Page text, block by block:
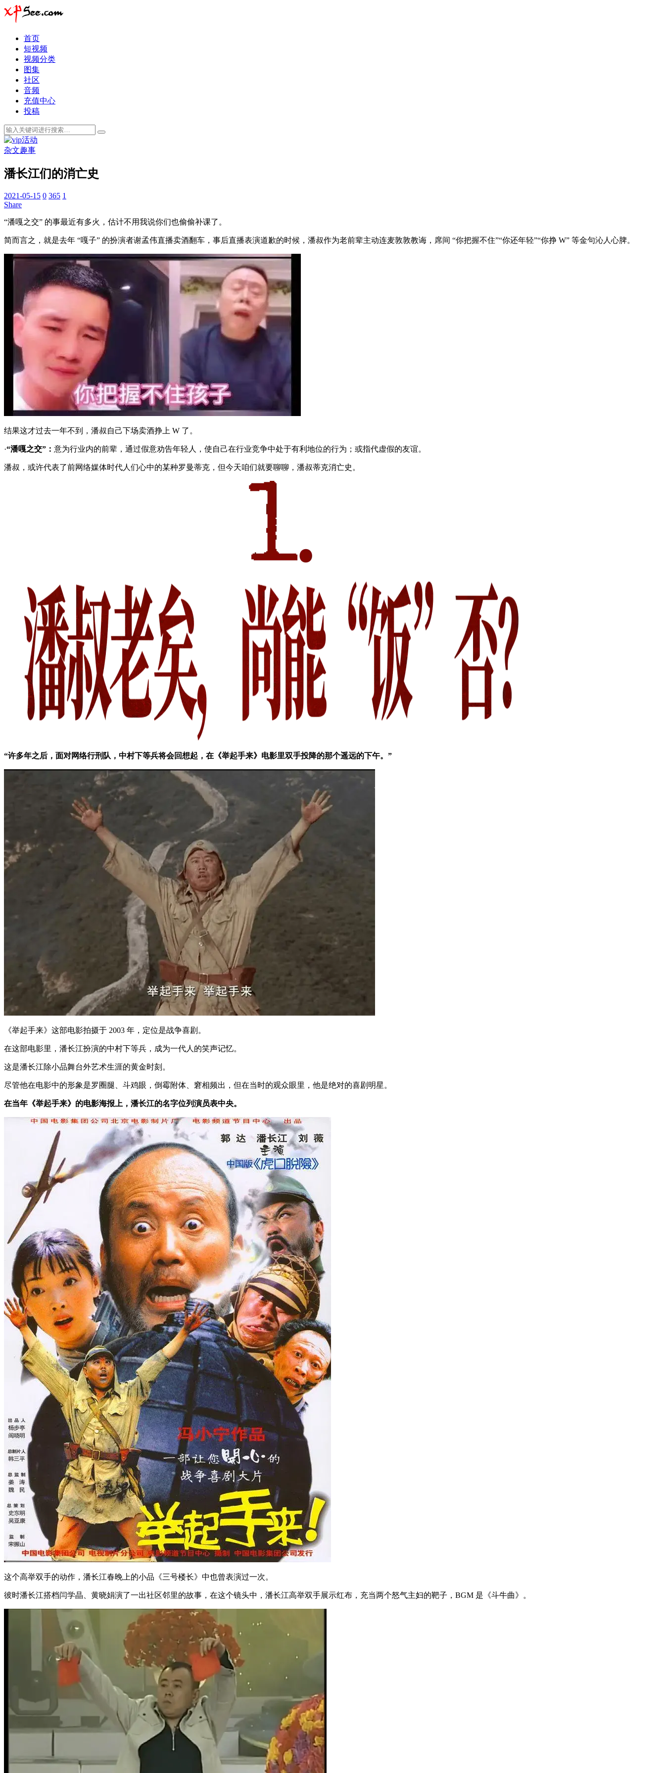
首页
短视频
视频分类
图集
社区
音频
充值中心
投稿
杂文趣事
潘长江们的消亡史
2021-05-15 0 365 1
Share
“潘嘎之交” 的事最近有多火，估计不用我说你们也偷偷补课了。
简而言之，就是去年 “嘎子” 的扮演者谢孟伟直播卖酒翻车，事后直播表演道歉的时候，潘叔作为老前辈主动连麦敦敦教诲，席间 “你把握不住”“你还年轻”“你挣 W” 等金句沁人心脾。
结果这才过去一年不到，潘叔自己下场卖酒挣上 W 了。
·“潘嘎之交”： 意为行业内的前辈，通过假意劝告年轻人，使自己在行业竞争中处于有利地位的行为；或指代虚假的友谊。
潘叔，或许代表了前网络媒体时代人们心中的某种罗曼蒂克，但今天咱们就要聊聊，潘叔蒂克消亡史。
“许多年之后，面对网络行刑队，中村下等兵将会回想起，在《举起手来》电影里双手投降的那个遥远的下午。”
《举起手来》这部电影拍摄于 2003 年，定位是战争喜剧。
在这部电影里，潘长江扮演的中村下等兵，成为一代人的笑声记忆。
这是潘长江除小品舞台外艺术生涯的黄金时刻。
尽管他在电影中的形象是罗圈腿、斗鸡眼，倒霉附体、窘相频出，但在当时的观众眼里，他是绝对的喜剧明星。
在当年《举起手来》的电影海报上，潘长江的名字位列演员表中央。
这个高举双手的动作，潘长江春晚上的小品《三号楼长》中也曾表演过一次。
彼时潘长江搭档闫学晶、黄晓娟演了一出社区邻里的故事，在这个镜头中，潘长江高举双手展示红布，充当两个怒气主妇的靶子，BGM 是《斗牛曲》。